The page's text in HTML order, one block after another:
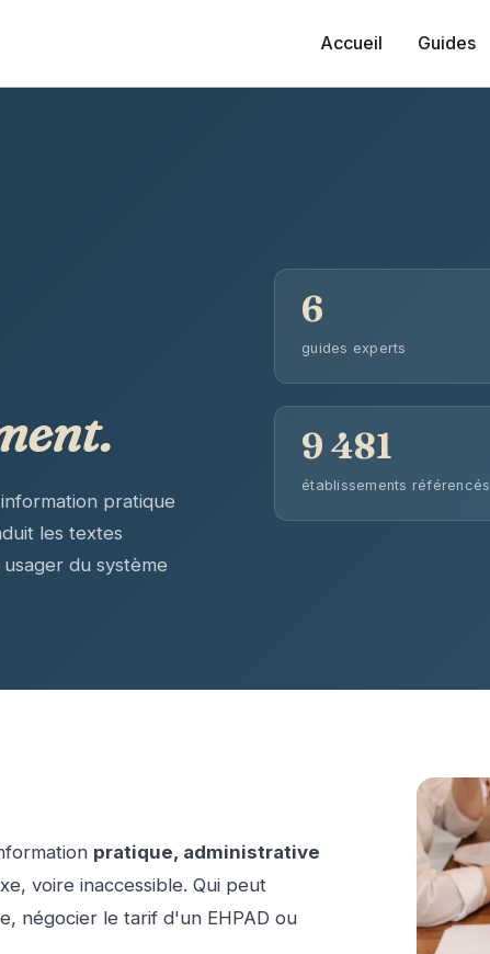
Accueil Guides
pratique
les textes
du système
6
guides experts
9 481
établissements référencés
pratique, administrative
voire inaccessible. Qui peut
négocier le tarif d'un EHPAD ou